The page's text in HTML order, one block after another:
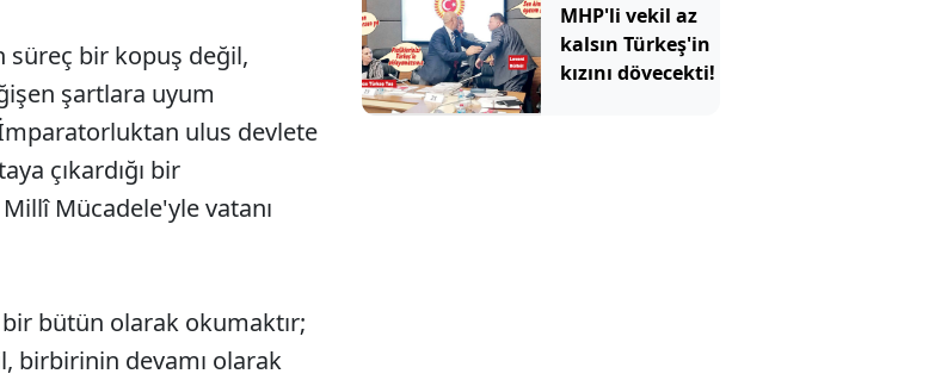
süreç bir kopuş değil,
şartlara uyum
ulus devlete
çıkardığı bir
Mücadele'yle vatanı
bütün olarak okumaktır;
birbirinin devamı olarak
MHP'li vekil az
kalsın Türkeş'in
kızını dövecekti!